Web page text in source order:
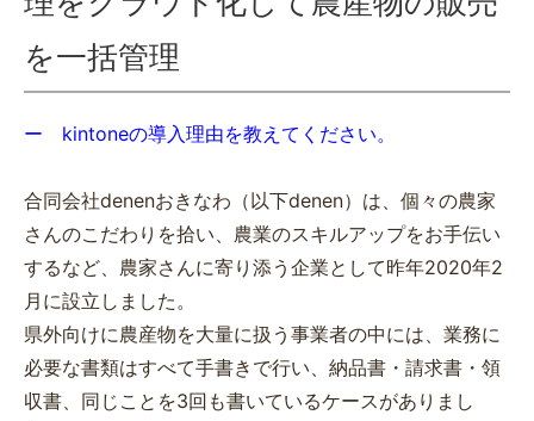
を一括管理
ー kintoneの導入理由を教えてください。
合同会社denenおきなわ（以下denen）は、個々の農家
さんのこだわりを拾い、農業のスキルアップをお手伝い
するなど、農家さんに寄り添う企業として昨年2020年2
月に設立しました。
県外向けに農産物を大量に扱う事業者の中には、業務に
必要な書類はすべて手書きで行い、納品書・請求書・領
収書、同じことを3回も書いているケースがありまし